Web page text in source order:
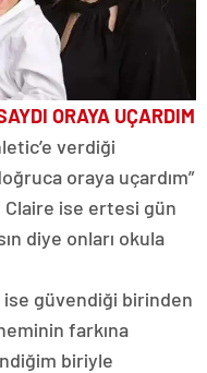
ORAYA UÇARDIM
verdiği
oraya uçardım”
Claire ise ertesi gün
diye onları okula
ise güvendiği birinden
farkına
biriyle